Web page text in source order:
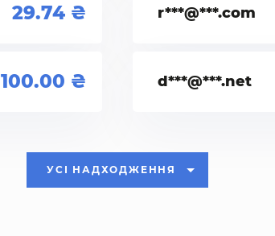
29.74 r***@***.com
100.00 d***@***.net
УСІ НАДХОДЖЕННЯ